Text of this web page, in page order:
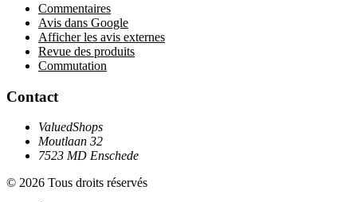
Commentaires
Avis dans Google
Afficher les avis externes
Revue des produits
Commutation
Contact
ValuedShops
Moutlaan 32
7523 MD Enschede
© 2026 Tous droits réservés